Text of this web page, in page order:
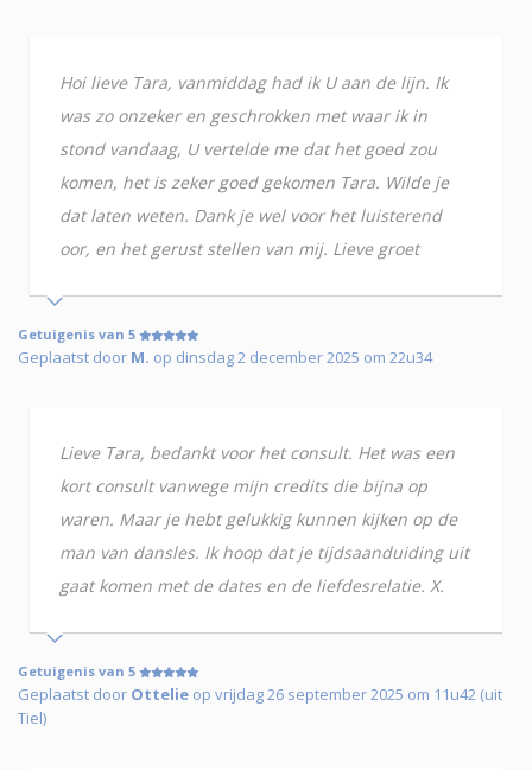
Hoi lieve Tara, vanmiddag had ik U aan de lijn. Ik
was zo onzeker en geschrokken met waar ik in
stond vandaag, U vertelde me dat het goed zou
komen, het is zeker goed gekomen Tara. Wilde je
dat laten weten. Dank je wel voor het luisterend
oor, en het gerust stellen van mij. Lieve groet
Getuigenis van 5
Geplaatst door M. op dinsdag 2 december 2025 om 22u34
Lieve Tara, bedankt voor het consult. Het was een
kort consult vanwege mijn credits die bijna op
waren. Maar je hebt gelukkig kunnen kijken op de
man van dansles. Ik hoop dat je tijdsaanduiding uit
gaat komen met de dates en de liefdesrelatie. X.
Getuigenis van 5
Geplaatst door Ottelie op vrijdag 26 september 2025 om 11u42 (uit
Tiel)